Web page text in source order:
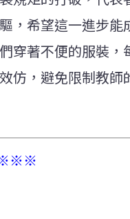
，希望這一進步
穿著不便的服裝，
仿，避免限制教
※※※